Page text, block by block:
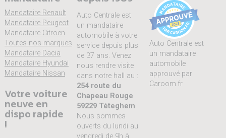
Mandataire Renault
Mandataire Peugeot
Mandataire Citroën
Toutes nos marques
Mandataire Dacia
Mandataire Hyundai
Mandataire Nissan
Votre voiture
neuve en
dispo rapide
!
Auto Centrale est
un mandataire
automobile à votre
service depuis plus
de 37 ans. Venez
nous rendre visite
dans notre hall au :
254 route du
Chapeau Rouge
59229 Téteghem.
Nous sommes
ouverts du lundi au
vendredi de 9h à
Auto Centrale est
un mandataire
automobile
approuvé par
Caroom.fr